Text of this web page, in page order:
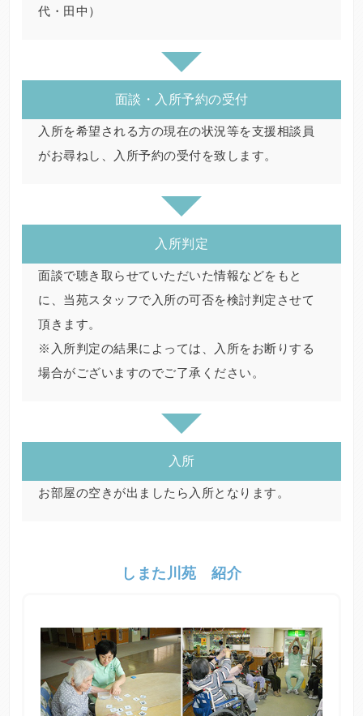
代・田中）
面談・入所予約の受付
入所を希望される方の現在の状況等を支援相談員
がお尋ねし、入所予約の受付を致します。
入所判定
面談で聴き取らせていただいた情報などをもと
に、当苑スタッフで入所の可否を検討判定させて
頂きます。
※入所判定の結果によっては、入所をお断りする
場合がございますのでご了承ください。
入所
お部屋の空きが出ましたら入所となります。
しまた川苑 紹介